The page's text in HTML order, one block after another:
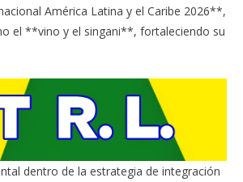
América Latina y el Caribe 2026**,
el **vino y el singani**, fortaleciendo su
dentro de la estrategia de integración